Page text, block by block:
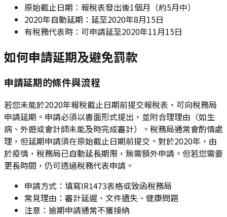
原始截止日期：報稅表發出後1個月（約5月中）
2020年自動延期：延至2020年8月15日
有稅務代表時：可申請延至2020年11月15日
如何申請延期及避免罰款
申請延期的條件與流程
若您未能於2020年報稅截止日期前提交報稅表，可向稅務局
申請延期。申請必須以書面形式提出，並附合理理由（如生
病、外遊或會計師未能及時完成審計）。稅務局通常會酌情處
理，但延期申請須在原始截止日期前提交。對於2020年，由
於疫情，稅務局已自動延長期限，無需額外申請。但若您需要
更長時間，仍可透過稅務代表申請。
申請方式：填寫IR1473表格或致函稅務局
常見理由：審計延遲、文件遺失、健康問題
注意：逾期申請通常不獲接納